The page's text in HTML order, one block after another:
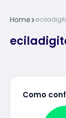
Home
Como